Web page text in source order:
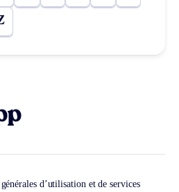
d’utilisation et de services